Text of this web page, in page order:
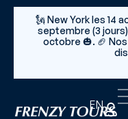
🗽 New York les 14
septembre (3
octobre 🎃. 🏈
EN